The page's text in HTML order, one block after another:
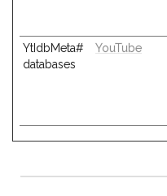
YtIdbMeta#
databases
YouTube